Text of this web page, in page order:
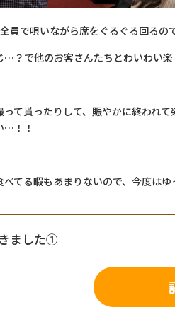
員で唄いながら席をぐるぐる回るの
？で他のお客さんたちとわいわい楽
って貰ったりして、賑やかに終われ
…！！
べてる暇もあまりないので、今度は
ました①